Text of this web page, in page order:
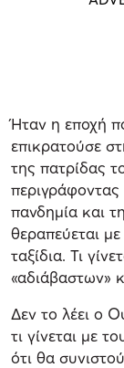
Ήταν η εποχή
επικρατούσε
της πατρίδας
περιγράφοντας
πανδημία και
θεραπεύεται
ταξίδια. Τι
«αδιάβαστων»
Δεν το λέει ο
τι γίνεται με
ότι θα